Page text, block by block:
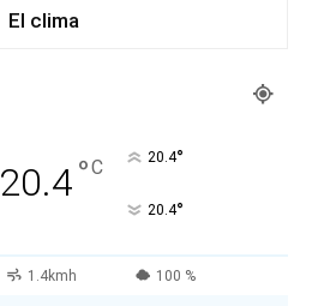
El clima
20.4°C 20.4°
20.4°
1.4kmh 100 %